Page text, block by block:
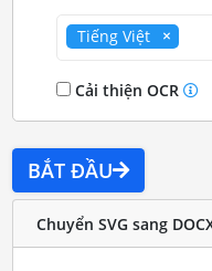
Tiếng Việt
Cải thiện OCR
BẮT ĐẦU
Chuyển SVG sang